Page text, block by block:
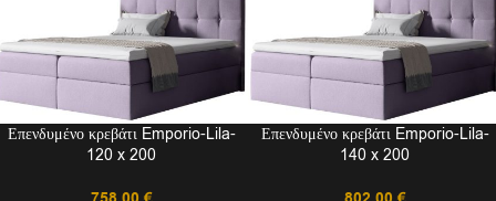
Επενδυμένο κρεβάτι Emporio-Lila-
120 x 200
Επενδυμένο κρεβάτι Emporio-Lila-
140 x 200